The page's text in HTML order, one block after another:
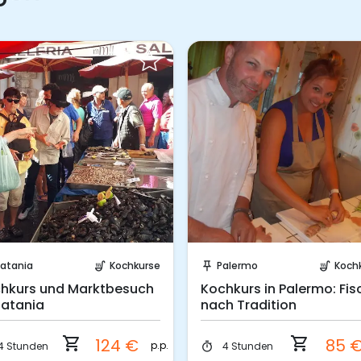
soup_kitchen Kochkurse
und Marktbesuch
Stunden shopping_cart 124 € p.p.
push_pin Palermo soup_kitchen
Kochkurs in Palermo:
nach Tradition
timer 4 Stunden shopping_cart 85